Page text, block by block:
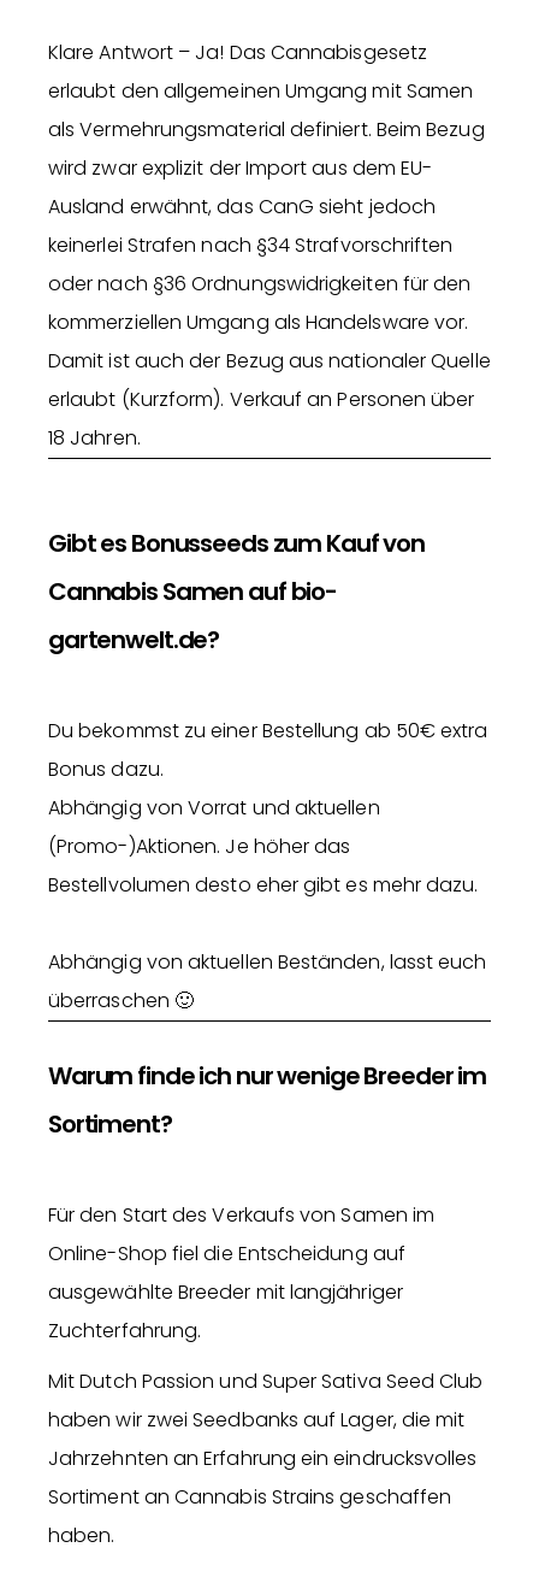
Klare Antwort – Ja! Das Cannabisgesetz
erlaubt den allgemeinen Umgang mit Samen
als Vermehrungsmaterial definiert. Beim Bezug
wird zwar explizit der Import aus dem EU-
Ausland erwähnt, das CanG sieht jedoch
keinerlei Strafen nach §34 Strafvorschriften
oder nach §36 Ordnungswidrigkeiten für den
kommerziellen Umgang als Handelsware vor.
Damit ist auch der Bezug aus nationaler Quelle
erlaubt (Kurzform). Verkauf an Personen über
18 Jahren.
Gibt es Bonusseeds zum Kauf von
Cannabis Samen auf bio-
gartenwelt.de?
Du bekommst zu einer Bestellung ab 50€ extra
Bonus dazu.
Abhängig von Vorrat und aktuellen
(Promo-)Aktionen. Je höher das
Bestellvolumen desto eher gibt es mehr dazu.
Abhängig von aktuellen Beständen, lasst euch
überraschen 🙂
Warum finde ich nur wenige Breeder im
Sortiment?
Für den Start des Verkaufs von Samen im
Online-Shop fiel die Entscheidung auf
ausgewählte Breeder mit langjähriger
Zuchterfahrung.
Mit Dutch Passion und Super Sativa Seed Club
haben wir zwei Seedbanks auf Lager, die mit
Jahrzehnten an Erfahrung ein eindrucksvolles
Sortiment an Cannabis Strains geschaffen
haben.